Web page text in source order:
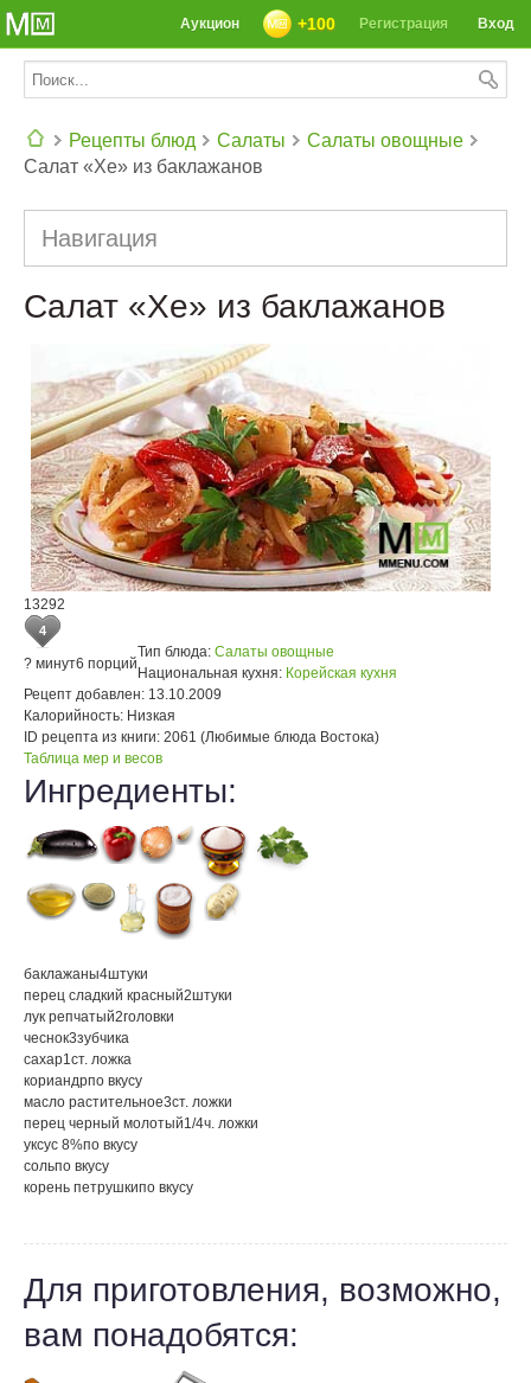
Вход
Регистрация
+100
Аукцион
Рецепты блюд Салаты
Салаты овощные
Салат «Хе» из баклажанов
Навигация
Салат «Хе» из баклажанов
13292
4
? минут6 порций
Тип блюда: Салаты овощные
Национальная кухня: Корейская кухня
Рецепт добавлен: 13.10.2009
Калорийность: Низкая
ID рецепта из книги: 2061 (Любимые блюда Востока)
Таблица мер и весов
Ингредиенты:
баклажаны4штуки
перец сладкий красный2штуки
лук репчатый2головки
чеснок3зубчика
сахар1ст. ложка
кориандрпо вкусу
масло растительное3ст. ложки
перец черный молотый1/4ч. ложки
уксус 8%по вкусу
сольпо вкусу
корень петрушкипо вкусу
Для приготовления, возможно,
вам понадобятся: